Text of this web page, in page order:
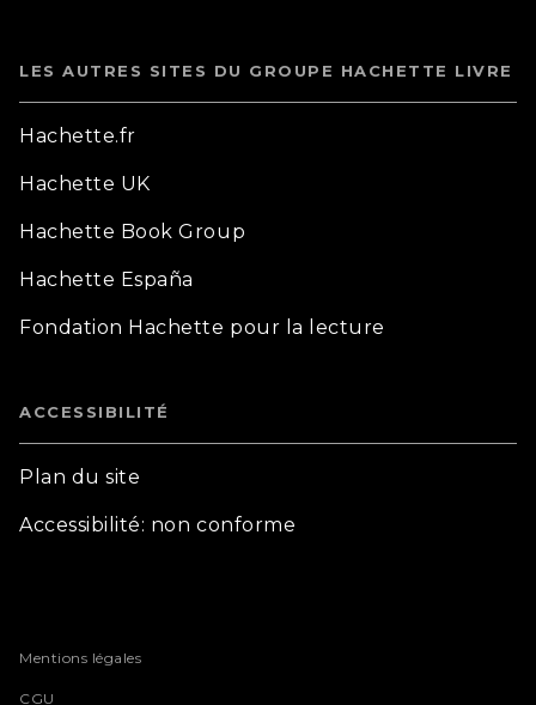
LES AUTRES SITES DU GROUPE HACHETTE LIVRE
Hachette.fr
Hachette UK
Hachette Book Group
Hachette España
Fondation Hachette pour la lecture
ACCESSIBILITÉ
Plan du site
Accessibilité: non conforme
Mentions légales
CGU